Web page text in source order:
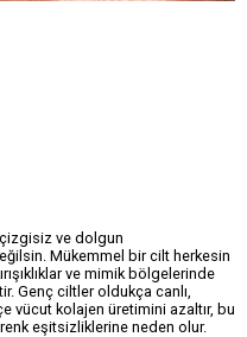
ve dolgun
Mükemmel bir cilt herkesin
ve mimik bölgelerinde
Genç ciltler oldukça canlı,
vücut kolajen üretimini azaltır, bu
eşitsizliklerine neden olur.